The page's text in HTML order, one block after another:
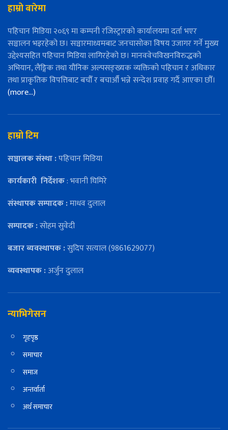
हाम्रो बारेमा
पहिचान मिडिया २०६९ मा कम्पनी रजिस्ट्रारको कार्यालयमा दर्ता भएर
सञ्चालन भइरहेको छ। सञ्चारमाध्यमबाट जनचासोका विषय उजागर गर्ने मुख्य
उद्देश्यसहित पहिचान मिडिया लागिरहेको छ। मानववेचविखनविरुद्धको
अभियान, लैङ्गिक तथा यौनिक अल्पसङ्ख्यक व्यक्तिको पहिचान र अधिकार
तथा प्राकृतिक विपत्तिबाट बचौँ र बचाऔँ भन्ने सन्देश प्रवाह गर्दै आएका छौँ।
(more…)
हाम्रो टिम
सञ्चालक संस्था :पहिचान मिडिया
कार्यकारी निर्देशक: भवानी घिमिरे
संस्थापक सम्पादक :माधव दुलाल
सम्पादक :सोहम सुवेदी
बजार ब्यवस्थापक :सुदिप सत्याल (9861629077)
व्यवस्थापक :अर्जुन दुलाल
न्याभिगेसन
गृहपृष्ठ
समाचार
समाज
अन्तर्वार्ता
अर्थ समाचार